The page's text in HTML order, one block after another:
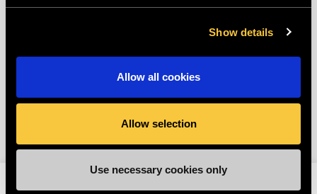
Show details
Allow all cookies
Allow selection
Use necessary cookies only